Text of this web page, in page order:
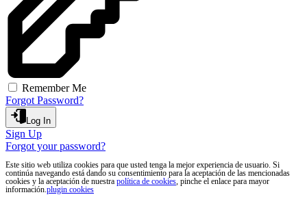
Remember Me
Forgot Password?
Log In
Sign Up
Forgot your password?
Este sitio web utiliza cookies para que usted tenga la mejor experiencia de usuario. Si
continúa navegando está dando su consentimiento para la aceptación de las mencionadas
cookies y la aceptación de nuestra política de cookies, pinche el enlace para mayor
información.plugin cookies